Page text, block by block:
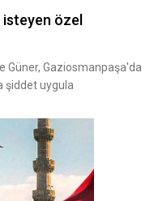
özel
Güner, Gaziosmanpaşa'da
şiddet uygula